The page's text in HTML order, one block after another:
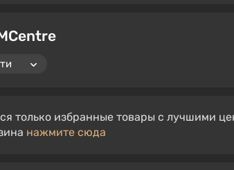
только избранные товары с лучшими
нажмите сюда